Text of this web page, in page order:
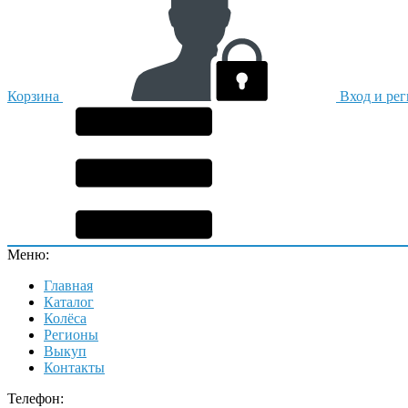
Корзина Вход и
Меню:
Главная
Каталог
Колёса
Регионы
Выкуп
Контакты
Телефон: